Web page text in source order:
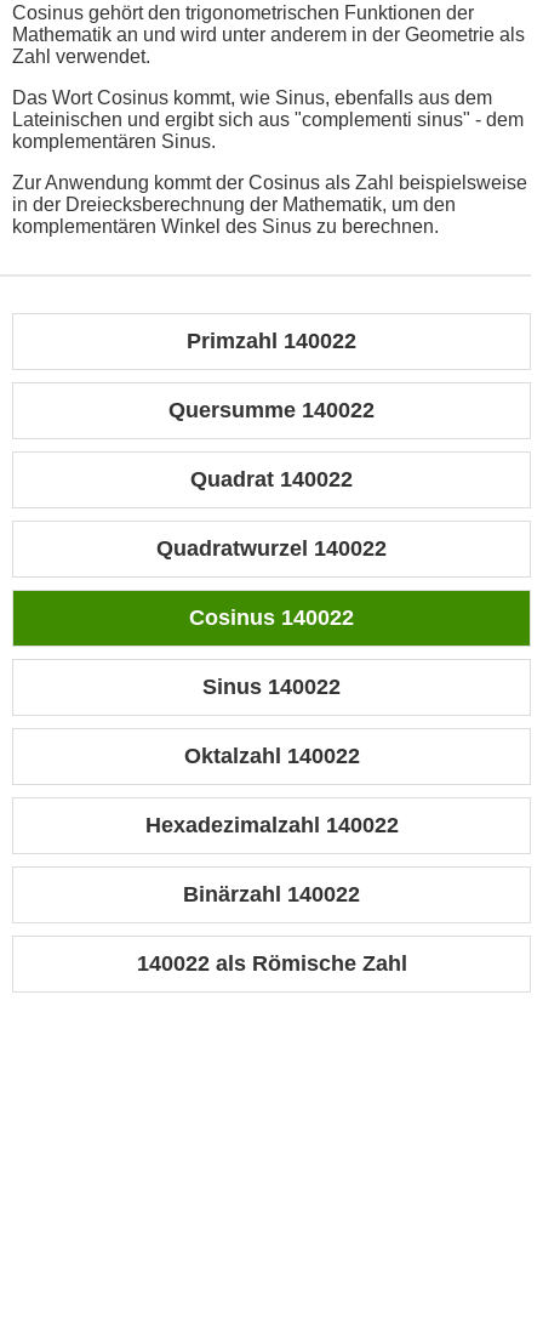
Cosinus gehört den trigonometrischen Funktionen der
Mathematik an und wird unter anderem in der Geometrie als
Zahl verwendet.
Das Wort Cosinus kommt, wie Sinus, ebenfalls aus dem
Lateinischen und ergibt sich aus "complementi sinus" - dem
komplementären Sinus.
Zur Anwendung kommt der Cosinus als Zahl beispielsweise
in der Dreiecksberechnung der Mathematik, um den
komplementären Winkel des Sinus zu berechnen.
Primzahl 140022
Quersumme 140022
Quadrat 140022
Quadratwurzel 140022
Cosinus 140022
Sinus 140022
Oktalzahl 140022
Hexadezimalzahl 140022
Binärzahl 140022
140022 als Römische Zahl